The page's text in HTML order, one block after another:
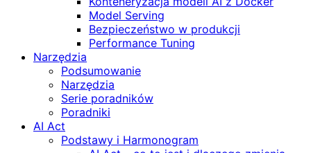
Model Serving
Bezpieczeństwo w produkcji
Performance Tuning
Narzędzia
Podsumowanie
Narzędzia
Serie poradników
Poradniki
AI Act
Podstawy i Harmonogram